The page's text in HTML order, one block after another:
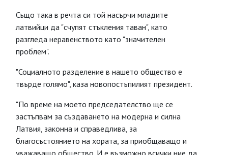
Също така в речта си той насърчи младите
латвийци да "счупят стъкления таван", като
разгледа неравенството като "значителен
проблем".
"Социалното разделение в нашето общество е
твърде голямо", каза новопостъпилият президент.
"По време на моето председателство ще се
застъпвам за създаването на модерна и силна
Латвия, законна и справедлива, за
благосъстоянието на хората, за приобщаващо и
уважаващо общество. И е възможно всички ние да